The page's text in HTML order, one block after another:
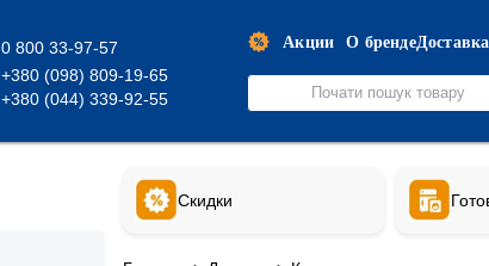
0 800 33-97-57
+380 (098) 809-19-65
+380 (044) 339-92-55
Акции О брендеДоставка
Скидки